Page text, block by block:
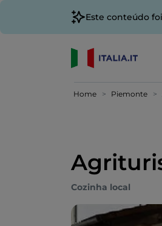
Este conteúdo
Home Piemonte
Cozinha local